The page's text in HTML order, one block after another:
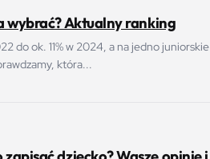
wybrać? Aktualny ranking
do ok. 11% w 2024, a na jedno juniorskie
która...